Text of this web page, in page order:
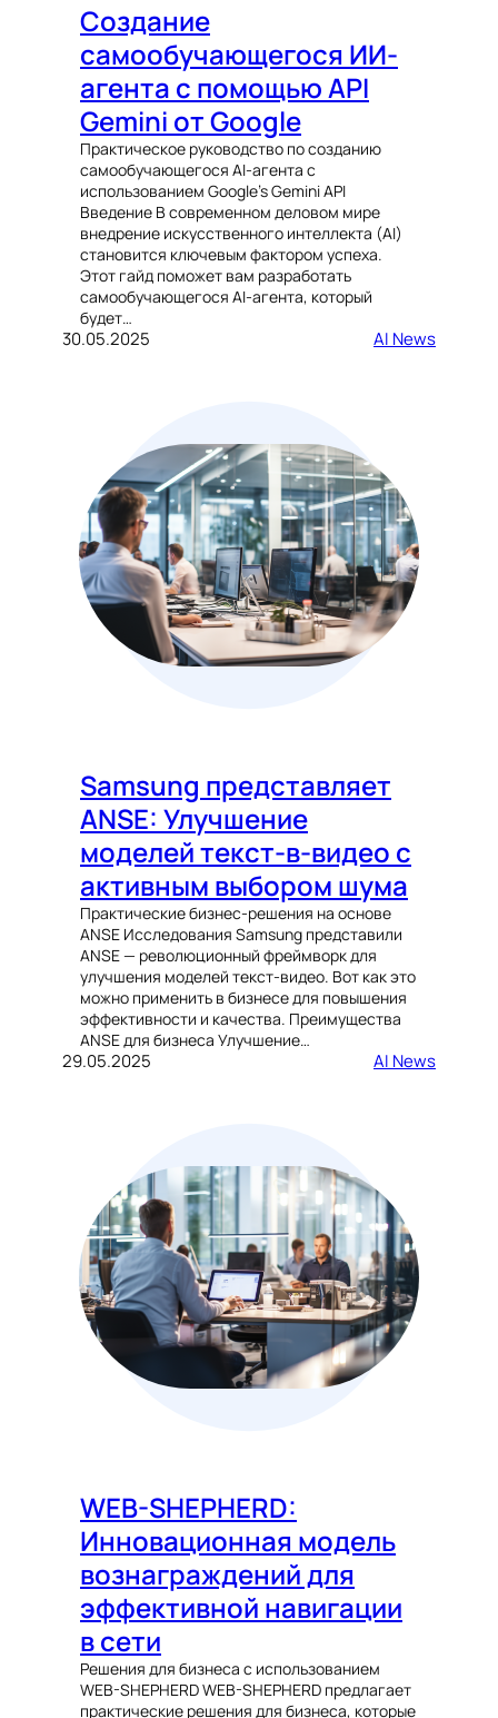
Создание
самообучающегося ИИ-
агента с помощью API
Gemini от Google
Практическое руководство по созданию
самообучающегося AI-агента с
использованием Google’s Gemini API
Введение В современном деловом мире
внедрение искусственного интеллекта (AI)
становится ключевым фактором успеха.
Этот гайд поможет вам разработать
самообучающегося AI-агента, который
будет…
30.05.2025 AI News
Samsung представляет
ANSE: Улучшение
моделей текст-в-видео с
активным выбором шума
Практические бизнес-решения на основе
ANSE Исследования Samsung представили
ANSE — революционный фреймворк для
улучшения моделей текст-видео. Вот как это
можно применить в бизнесе для повышения
эффективности и качества. Преимущества
ANSE для бизнеса Улучшение…
29.05.2025 AI News
WEB-SHEPHERD:
Инновационная модель
вознаграждений для
эффективной навигации
в сети
Решения для бизнеса с использованием
WEB-SHEPHERD WEB-SHEPHERD предлагает
практические решения для бизнеса, которые